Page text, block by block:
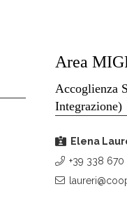
Area
Accoglienza
Integrazione)
Elena
+39 338 670